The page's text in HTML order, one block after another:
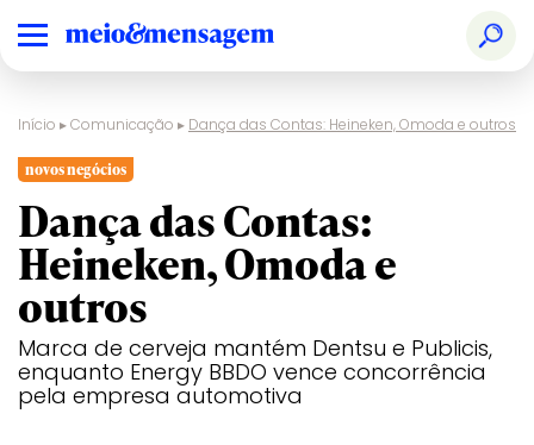
Início ▸Comunicação ▸ Dança das Contas: Heineken, Omoda e outros
novos negócios
Dança das Contas:
Heineken, Omoda e
outros
Marca de cerveja mantém Dentsu e Publicis,
enquanto Energy BBDO vence concorrência
pela empresa automotiva